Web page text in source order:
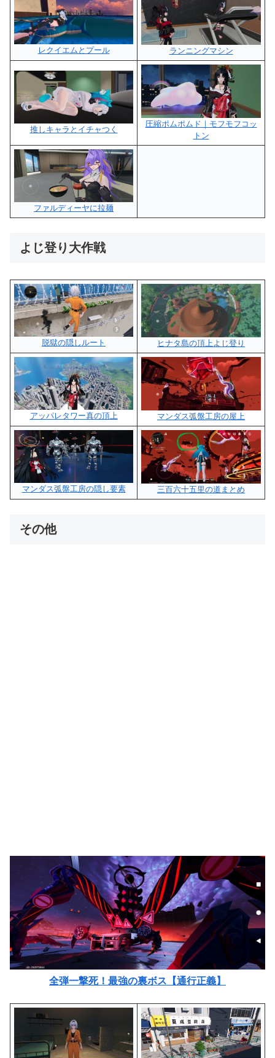
レクイエムとプール ランニングマシン
推しキャラとイチャつく
圧縮ポムポムド｜モフモフコッ
トン
ファルディーヤに拉麺
よじ登り大作戦
脱獄の隠しルート ヒナタ島の頂上よじ登り
アッパレタワー真の頂上 マンダス弧盤工房の屋上
マンダス弧盤工房の隠し要素 三百六十五里の道まとめ
その他
全弾一撃死！最強の裏ボス【通行正義】